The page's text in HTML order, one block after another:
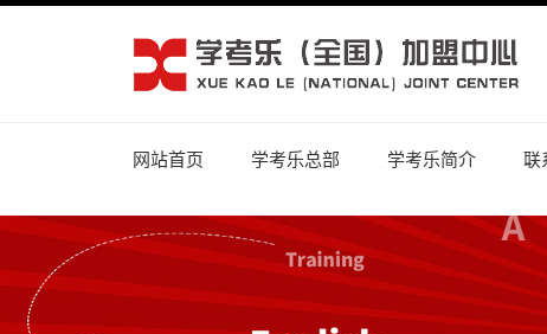
网站首页 学考乐总部 学考乐简介 联